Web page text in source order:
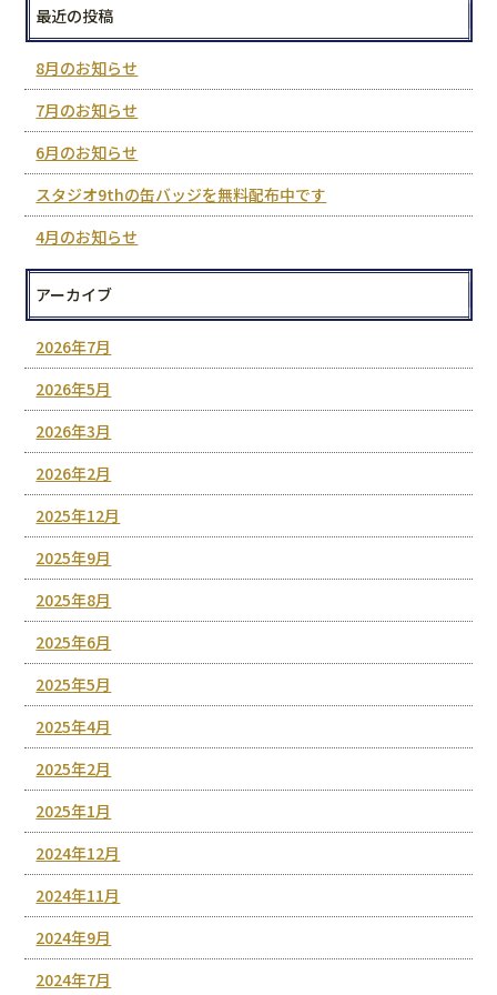
最近の投稿
8月のお知らせ
7月のお知らせ
6月のお知らせ
スタジオ9thの缶バッジを無料配布中です
4月のお知らせ
アーカイブ
2026年7月
2026年5月
2026年3月
2026年2月
2025年12月
2025年9月
2025年8月
2025年6月
2025年5月
2025年4月
2025年2月
2025年1月
2024年12月
2024年11月
2024年9月
2024年7月